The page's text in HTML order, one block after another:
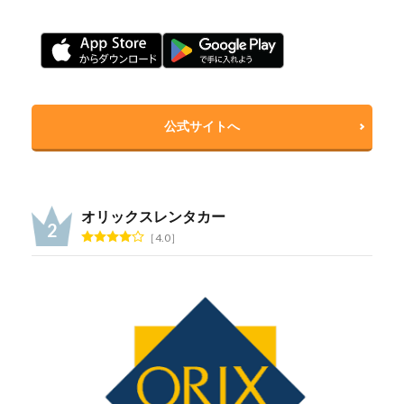
公式サイトへ
オリックスレンタカー
4.0